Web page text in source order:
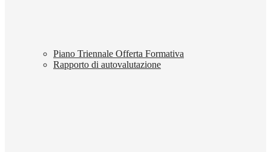
Piano Triennale Offerta Formativa
Rapporto di autovalutazione